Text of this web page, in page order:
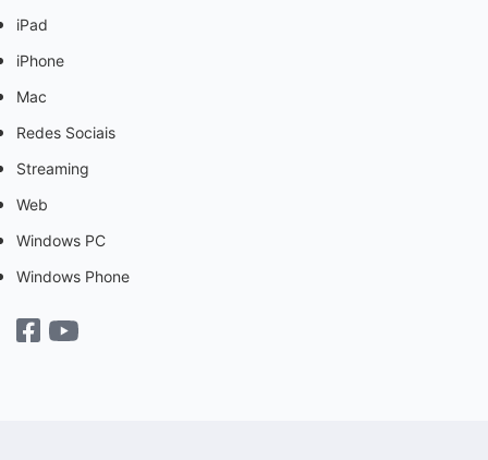
iPad
iPhone
Mac
Redes Sociais
Streaming
Web
Windows PC
Windows Phone